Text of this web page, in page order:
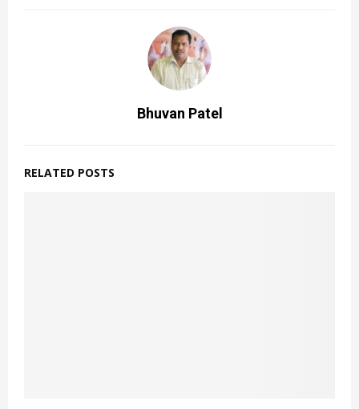
Bhuvan Patel
RELATED POSTS